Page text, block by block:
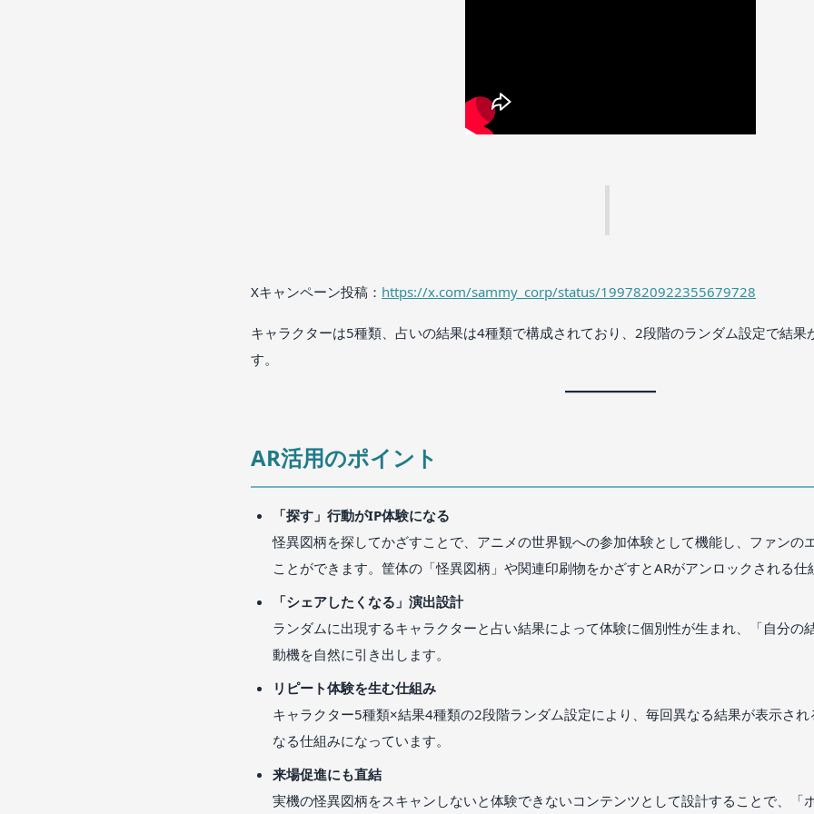
Xキャンペーン投稿： https://x.com/sammy_corp/status/1997820922355679728
キャラクターは5種類、占いの結果は4種類で構成されており、2段階のランダム設定で結果
す。
AR活用のポイント
「探す」行動がIP体験になる
怪異図柄を探してかざすことで、アニメの世界観への参加体験として機能し、ファンの
ことができます。筐体の「怪異図柄」や関連印刷物をかざすとARがアンロックされる仕
「シェアしたくなる」演出設計
ランダムに出現するキャラクターと占い結果によって体験に個別性が生まれ、「自分の
動機を自然に引き出します。
リピート体験を生む仕組み
キャラクター5種類×結果4種類の2段階ランダム設定により、毎回異なる結果が表示され
なる仕組みになっています。
来場促進にも直結
実機の怪異図柄をスキャンしないと体験できないコンテンツとして設計することで、「